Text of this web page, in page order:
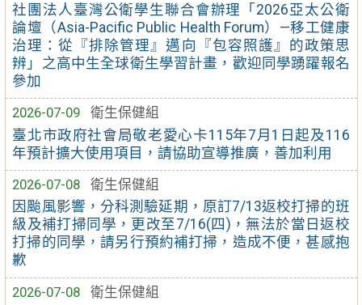
社團法人臺灣公衛學生聯合會辦理「2026亞太公衛
論壇（Asia-Pacific Public Health Forum）—移工健康
治理：從『排除管理』邁向『包容照護』的政策思
辨」之高中生全球衛生學習計畫，歡迎同學踴躍報名
參加
2026-07-09
衛生保健組
臺北市政府社會局敬老愛心卡115年7月1日起及116
年預計擴大使用項目，請協助宣導推廣，善加利用
2026-07-08
衛生保健組
因颱風影響，分科測驗延期，原訂7/13返校打掃的班
級及補打掃同學，更改至7/16(四)，無法於當日返校
打掃的同學，請另行預約補打掃，造成不便，甚感抱
歉
2026-07-08
衛生保健組